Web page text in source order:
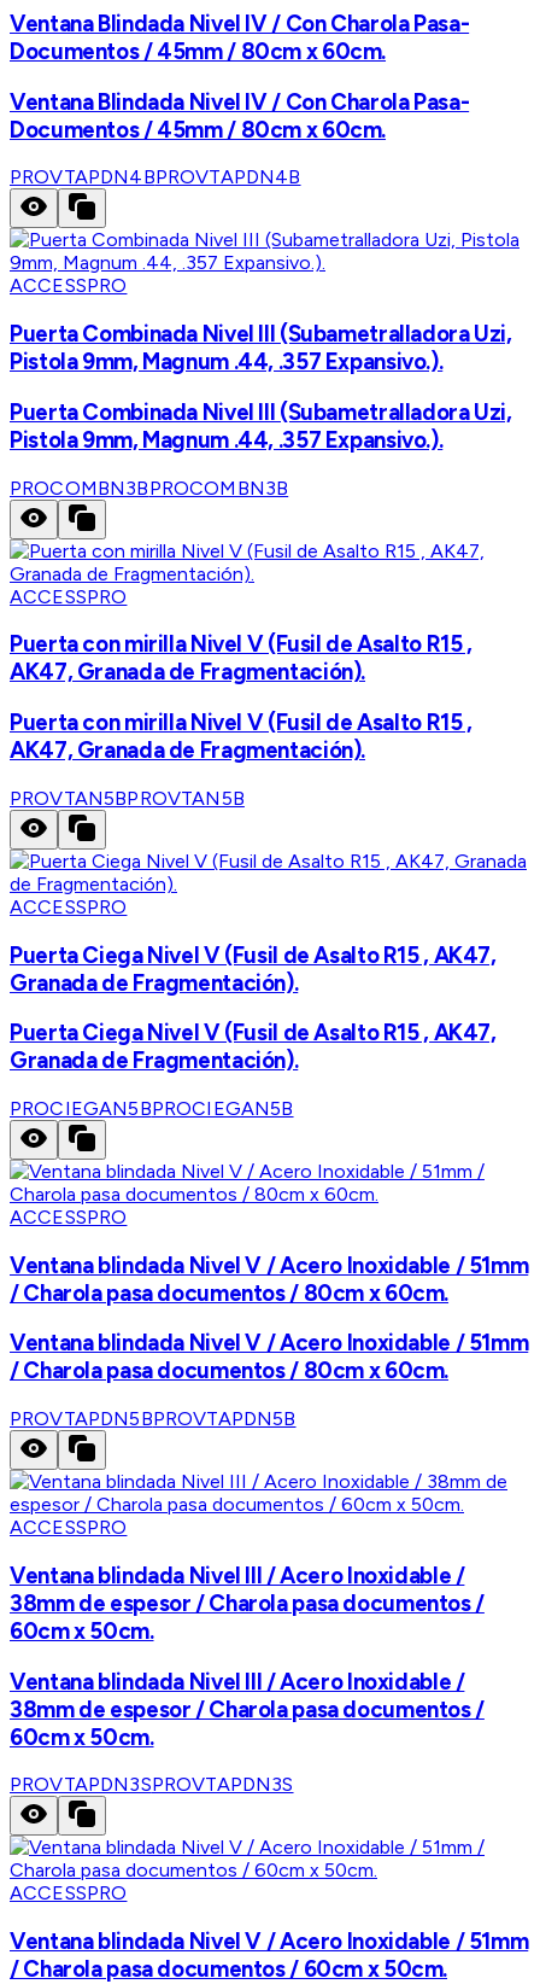
Ventana Blindada Nivel IV / Con Charola Pasa-
Documentos / 45mm / 80cm x 60cm.
Ventana Blindada Nivel IV / Con Charola Pasa-
Documentos / 45mm / 80cm x 60cm.
PROVTAPDN4BPROVTAPDN4B
ACCESSPRO
Puerta Combinada Nivel III (Subametralladora Uzi,
Pistola 9mm, Magnum .44, .357 Expansivo.).
Puerta Combinada Nivel III (Subametralladora Uzi,
Pistola 9mm, Magnum .44, .357 Expansivo.).
PROCOMBN3BPROCOMBN3B
ACCESSPRO
Puerta con mirilla Nivel V (Fusil de Asalto R15 ,
AK47, Granada de Fragmentación).
Puerta con mirilla Nivel V (Fusil de Asalto R15 ,
AK47, Granada de Fragmentación).
PROVTAN5BPROVTAN5B
ACCESSPRO
Puerta Ciega Nivel V (Fusil de Asalto R15 , AK47,
Granada de Fragmentación).
Puerta Ciega Nivel V (Fusil de Asalto R15 , AK47,
Granada de Fragmentación).
PROCIEGAN5BPROCIEGAN5B
ACCESSPRO
Ventana blindada Nivel V / Acero Inoxidable / 51mm
/ Charola pasa documentos / 80cm x 60cm.
Ventana blindada Nivel V / Acero Inoxidable / 51mm
/ Charola pasa documentos / 80cm x 60cm.
PROVTAPDN5BPROVTAPDN5B
ACCESSPRO
Ventana blindada Nivel III / Acero Inoxidable /
38mm de espesor / Charola pasa documentos /
60cm x 50cm.
Ventana blindada Nivel III / Acero Inoxidable /
38mm de espesor / Charola pasa documentos /
60cm x 50cm.
PROVTAPDN3SPROVTAPDN3S
ACCESSPRO
Ventana blindada Nivel V / Acero Inoxidable / 51mm
/ Charola pasa documentos / 60cm x 50cm.